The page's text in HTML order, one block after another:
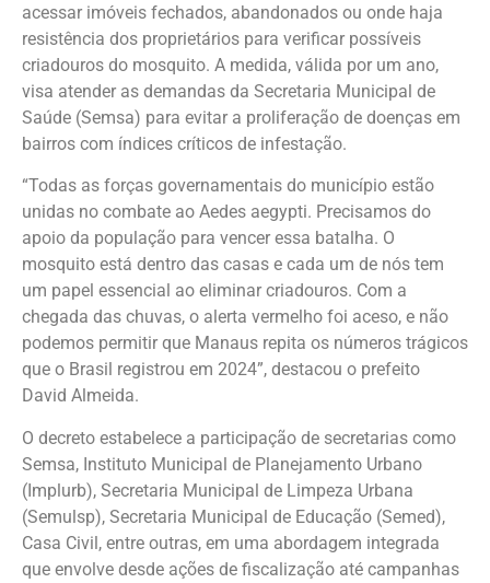
acessar imóveis fechados, abandonados ou onde haja
resistência dos proprietários para verificar possíveis
criadouros do mosquito. A medida, válida por um ano,
visa atender as demandas da Secretaria Municipal de
Saúde (Semsa) para evitar a proliferação de doenças em
bairros com índices críticos de infestação.
“Todas as forças governamentais do município estão
unidas no combate ao Aedes aegypti. Precisamos do
apoio da população para vencer essa batalha. O
mosquito está dentro das casas e cada um de nós tem
um papel essencial ao eliminar criadouros. Com a
chegada das chuvas, o alerta vermelho foi aceso, e não
podemos permitir que Manaus repita os números trágicos
que o Brasil registrou em 2024”, destacou o prefeito
David Almeida.
O decreto estabelece a participação de secretarias como
Semsa, Instituto Municipal de Planejamento Urbano
(Implurb), Secretaria Municipal de Limpeza Urbana
(Semulsp), Secretaria Municipal de Educação (Semed),
Casa Civil, entre outras, em uma abordagem integrada
que envolve desde ações de fiscalização até campanhas